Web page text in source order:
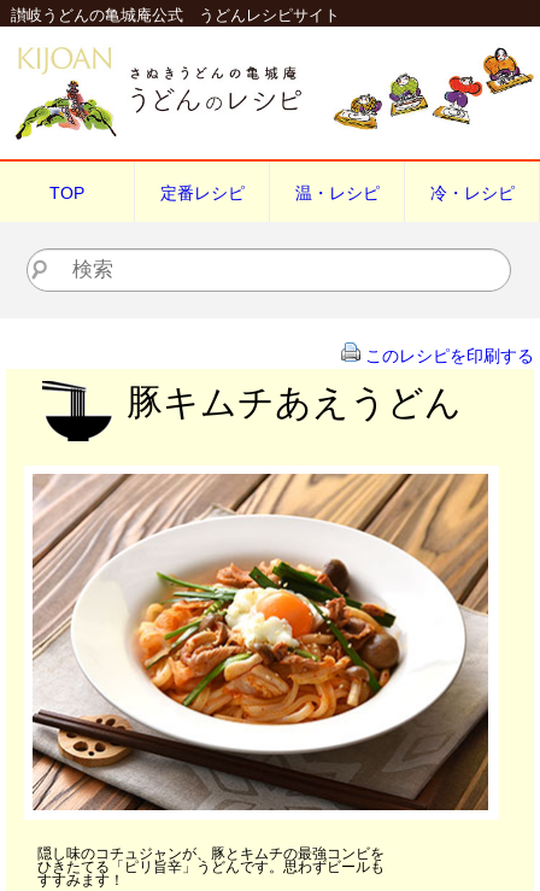
讃岐うどんの亀城庵公式 うどんレシピサイト
TOP 定番レシピ 温・レシピ 冷・レシピ
検索
このレシピを印刷する
豚キムチあえうどん
隠し味のコチュジャンが、豚とキムチの最強コンビを
ひきたてる「ピリ旨辛」うどんです。思わずビールも
すすみます！